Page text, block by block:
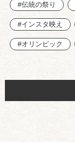
#伝統の祭り
#インスタ映え
#オリンピック